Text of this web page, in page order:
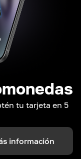
tu tarjeta en 5
información